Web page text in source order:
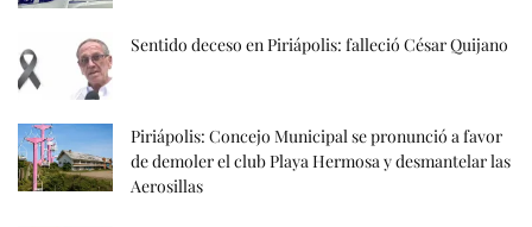
Sentido deceso en Piriápolis: falleció César Quijano
Piriápolis: Concejo Municipal se pronunció a favor
de demoler el club Playa Hermosa y desmantelar las
Aerosillas